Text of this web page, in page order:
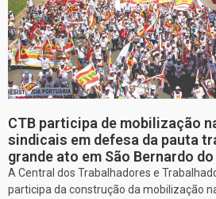
CTB participa de mobilização
sindicais em defesa da pauta
grande ato em São Bernardo do
A Central dos Trabalhadores e
participa da construção da mobilização